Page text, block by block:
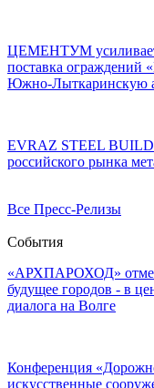
ЦЕМЕНТУМ усиливает
поставка ограждений
Южно‑Лыткаринскую
EVRAZ STEEL
российского рынка
Все Пресс-Релизы
События
«АРХПАРОХОД»
будущее городов - в
диалога на Волге
Конференция
искусственные